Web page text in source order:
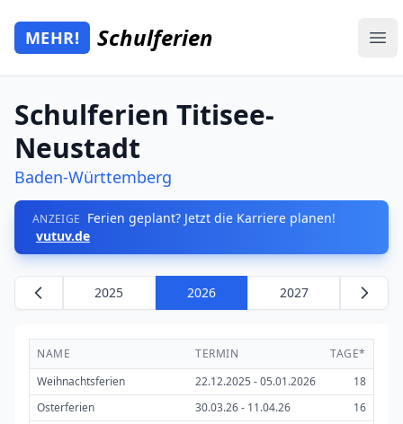
Zum Hauptinhalt springen
Mehr Schulferien
MEHR! Schulferien
Schulferien Titisee-
Neustadt
Baden-Württemberg
ANZEIGE Ferien geplant? Jetzt die Karriere planen!
vutuv.de
2025 2026 2027
NAME TERMIN
TAGE*
Weihnachtsferien
22.12.2025 - 05.01.2026
18
Osterferien
30.03.26 - 11.04.26
16